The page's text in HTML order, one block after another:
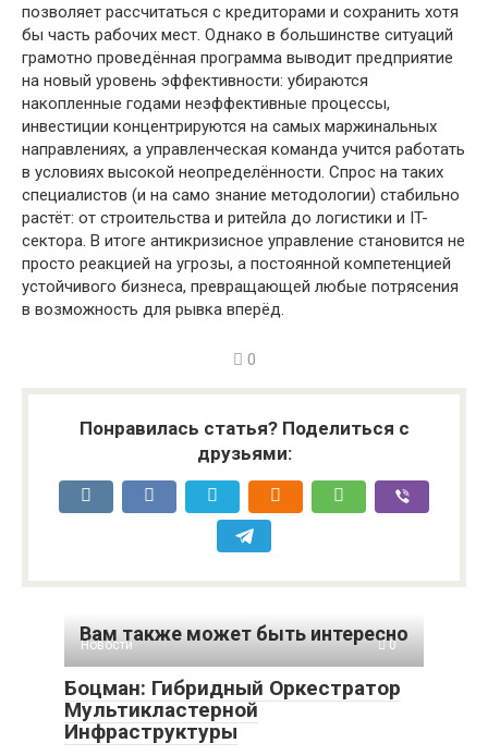
позволяет рассчитаться с кредиторами и сохранить хотя
бы часть рабочих мест. Однако в большинстве ситуаций
грамотно проведённая программа выводит предприятие
на новый уровень эффективности: убираются
накопленные годами неэффективные процессы,
инвестиции концентрируются на самых маржинальных
направлениях, а управленческая команда учится работать
в условиях высокой неопределённости. Спрос на таких
специалистов (и на само знание методологии) стабильно
растёт: от строительства и ритейла до логистики и IT-
сектора. В итоге антикризисное управление становится не
просто реакцией на угрозы, а постоянной компетенцией
устойчивого бизнеса, превращающей любые потрясения
в возможность для рывка вперёд.
0
Понравилась статья? Поделиться с
друзьями:
Вам также может быть интересно
Новости 0
Боцман: Гибридный Оркестратор
Мультикластерной
Инфраструктуры